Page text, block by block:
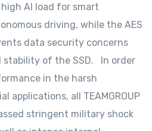
AI load for smart
driving, while the AES
data security concerns
stability of the SSD. In order
in the harsh
applications, all TEAMGROUP
stringent military shock